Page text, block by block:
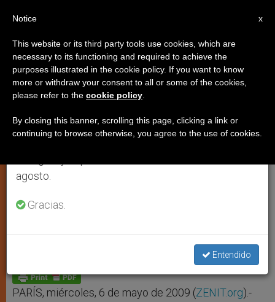
La NaProtecnología, una solución
ética para las parejas infértiles
Caroline Guindon
MAYO 06, 2009 00:00
a
p
p
s
g
e
r
c
o
k
i
r
a
PARÍS, miércoles, 6 de mayo de 2009 (ZENIT.org).-
×
Aviso importante
Del 27 de julio al 7 de agosto haremos la pausa
anual, aprovechando que en el periodo de verano
se generan menos informaciones y también el
agosto.
Gracias.
Entendido
x
Notice
This website or its third party tools use cookies, which are
necessary to its functioning and required to achieve the
purposes illustrated in the cookie policy. If you want to know
more or withdraw your consent to all or some of the cookies,
please refer to the cookie policy
By closing this banner, scrolling this page, clicking a link or
continuing to browse otherwise, you agree to the use of cookies.